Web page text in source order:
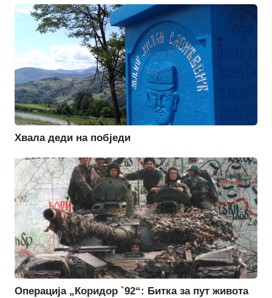
Хвала деди на побједи
Операција „Коридор `92“: Битка за пут живота